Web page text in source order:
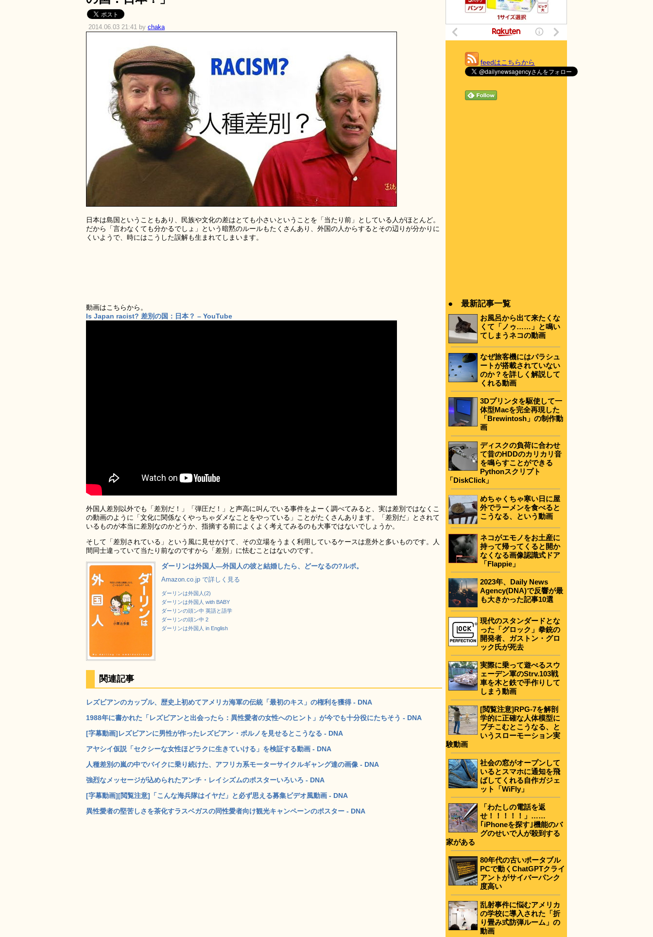
2014.06.03 21:41 by chaka
日本は島国ということもあり、民族や文化の差はとても小さいということを「当たり前」としている人がほとんど。
だから「言わなくても分かるでしょ」という暗黙のルールもたくさんあり、外国の人からするとその辺りが分かりに
くいようで、時にはこうした誤解も生まれてしまいます。
動画はこちらから。
Is Japan racist? 差別の国：日本？ – YouTube
外国人差別以外でも「差別だ！」「弾圧だ！」と声高に叫んでいる事件をよーく調べてみると、実は差別ではなくこ
の動画のように「文化に関係なくやっちゃダメなことをやっている」ことがたくさんあります。「差別だ」とされて
いるものが本当に差別なのかどうか、指摘する前によくよく考えてみるのも大事ではないでしょうか。
そして「差別されている」という風に見せかけて、その立場をうまく利用しているケースは意外と多いものです。人
間同士違っていて当たり前なのですから「差別」に怯むことはないのです。
ダーリンは外国人―外国人の彼と結婚したら、どーなるの?ルポ。
Amazon.co.jp で詳しく見る
ダーリンは外国人(2)
ダーリンは外国人 with BABY
ダーリンの頭ン中 英語と語学
ダーリンの頭ン中 2
ダーリンは外国人 in English
関連記事
レズビアンのカップル、歴史上初めてアメリカ海軍の伝統「最初のキス」の権利を獲得 - DNA
1988年に書かれた「レズビアンと出会ったら：異性愛者の女性へのヒント」が今でも十分役にたちそう - DNA
[字幕動画]レズビアンに男性が作ったレズビアン・ポルノを見せるとこうなる - DNA
アヤシイ仮説「セクシーな女性ほどラクに生きていける」を検証する動画 - DNA
人種差別の嵐の中でバイクに乗り続けた、アフリカ系モーターサイクルギャング達の画像 - DNA
強烈なメッセージが込められたアンチ・レイシズムのポスターいろいろ - DNA
[字幕動画][閲覧注意]「こんな海兵隊はイヤだ」と必ず思える募集ビデオ風動画 - DNA
異性愛者の堅苦しさを茶化すラスベガスの同性愛者向け観光キャンペーンのポスター - DNA
feedはこちらから
● 最新記事一覧
お風呂から出て来たくな
くて「ノゥ……」と鳴い
てしまうネコの動画
なぜ旅客機にはパラシュ
ートが搭載されていない
のか？を詳しく解説して
くれる動画
3Dプリンタを駆使して一
体型Macを完全再現した
「Brewintosh」の制作動
画
ディスクの負荷に合わせ
て昔のHDDのカリカリ音
を鳴らすことができる
Pythonスクリプト
「DiskClick」
めちゃくちゃ寒い日に屋
外でラーメンを食べると
こうなる、という動画
ネコがエモノをお土産に
持って帰ってくると開か
なくなる画像認識式ドア
「Flappie」
2023年、Daily News
Agency(DNA)で反響が最
も大きかった記事10選
現代のスタンダードとな
った「グロック」拳銃の
開発者、ガストン・グロ
ック氏が死去
実際に乗って遊べるスウ
ェーデン軍のStrv.103戦
車を木と鉄で手作りして
しまう動画
[閲覧注意]RPG-7を解剖
学的に正確な人体模型に
ブチこむとこうなる、と
いうスローモーション実
験動画
社会の窓がオープンして
いるとスマホに通知を飛
ばしてくれる自作ガジェ
ット「WiFly」
「わたしの電話を返
せ！！！！！」……
｢iPhoneを探す｣機能のバ
グのせいで人が殺到する
家がある
80年代の古いポータブル
PCで動くChatGPTクライ
アントがサイバーパンク
度高い
乱射事件に悩むアメリカ
の学校に導入された「折
り畳み式防弾ルーム」の
動画